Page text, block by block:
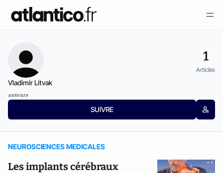
1
Articles
Vladimir Litvak
auteurs
SUIVRE
NEUROSCIENCES MEDICALES
Les implants cérébraux